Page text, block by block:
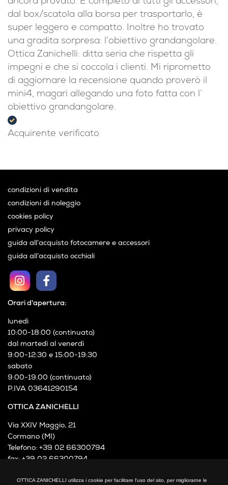
OTTICA ZANICHELLI utilizza i cookie per facilitare l'uso del sito, per migliorarne le
ma effettivamente sembra nuovo. Questa è
una recensione di primo impatto, infatti non l’ho
ancora provato. È completo di tutti gli accessori,
dal box/scatola alla borsa per trasportarlo, è
super leggero e compatto. Inoltre ho trovato
una gradita sorpresa: l’obiettivo grandangolare.
Ottica Zanichelli: ditta seria che rispetta gli
impegni e che si coccola i clienti. Mi riprometto
di aggiornare la recensione quando proverò il
mini4, magari allegando una foto fatta con l’
Acquirente verificato
OTTICA ZANICHELLI
Orari d'apertura:
lunedì
10:00-18:00 (continuato)
dal martedì al venerdì
9:00-12:30 e 15:00-19:30
sabato
P.IVA 03641290154
condizioni di vendita
condizioni di noleggio
cookies policy
guida all’acquisto fotocamere e accessori